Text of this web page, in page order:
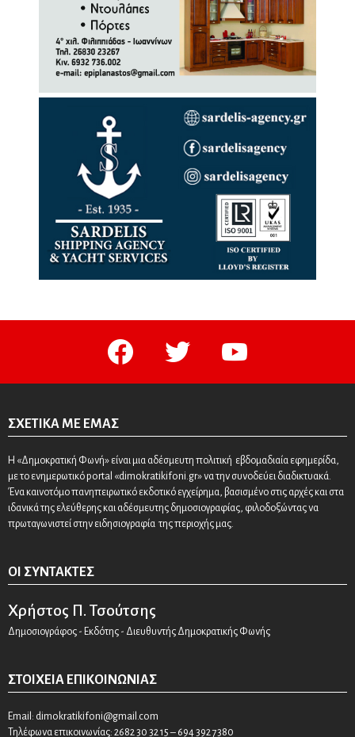
facebook twitter youtube
ΣΧΕΤΙΚΆ ΜΕ ΕΜΆΣ
Η «Δημοκρατική Φωνή» είναι μια αδέσμευτη πολιτική εβδομαδιαία εφημερίδα,
με το ενημερωτικό portal «dimokratikifoni.gr» να την συνοδεύει διαδικτυακά.
Ένα καινοτόμο πανηπειρωτικό εκδοτικό εγχείρημα, βασισμένο στις αρχές και στα
ιδανικά της ελεύθερης και αδέσμευτης δημοσιογραφίας, φιλοδοξώντας να
πρωταγωνιστεί στην ειδησιογραφία της περιοχής μας.
ΟΙ ΣΥΝΤΆΚΤΕΣ
Χρήστος Π. Τσούτσης
Δημοσιογράφος - Εκδότης - Διευθυντής Δημοκρατικής Φωνής
ΣΤΟΙΧΕΊΑ ΕΠΙΚΟΙΝΩΝΊΑΣ
Email: dimokratikifoni@gmail.com
Τηλέφωνα επικοινωνίας: 2682 30 32 15 – 694 392 7380